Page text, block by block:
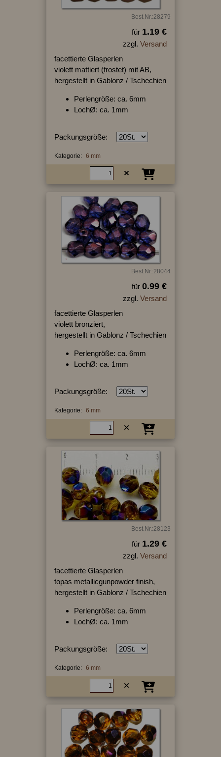
Best.Nr.:28279
für 1.19 €
zzgl. Versand
facettierte Glasperlen
violett mattiert (frostet) mit AB,
hergestellt in Gablonz / Tschechien
Perlengröße: ca. 6mm
LochØ: ca. 1mm
Packungsgröße:
Kategorie: 6 mm
Best.Nr.:28044
für 0.99 €
zzgl. Versand
facettierte Glasperlen
violett bronziert,
hergestellt in Gablonz / Tschechien
Perlengröße: ca. 6mm
LochØ: ca. 1mm
Packungsgröße:
Kategorie: 6 mm
Best.Nr.:28123
für 1.29 €
zzgl. Versand
facettierte Glasperlen
topas metallicgunpowder finish,
hergestellt in Gablonz / Tschechien
Perlengröße: ca. 6mm
LochØ: ca. 1mm
Packungsgröße:
Kategorie: 6 mm